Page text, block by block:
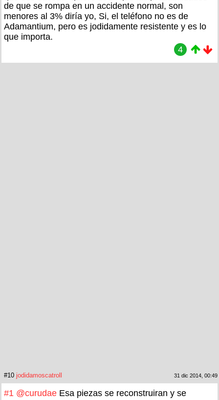
de que se rompa en un accidente normal, son
menores al 3% diría yo, Si, el teléfono no es de
Adamantium, pero es jodidamente resistente y es lo
que importa.
4
#10 jodidamoscatroll 31 dic 2014, 00:49
#1 @curudae Esa piezas se reconstruiran y se